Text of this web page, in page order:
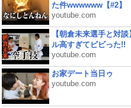
た件wwwwww【#2】
youtube.com
【朝倉未来選手と対
ル高すぎてビビった!!
youtube.com
お家デート当日ゥ
youtube.com